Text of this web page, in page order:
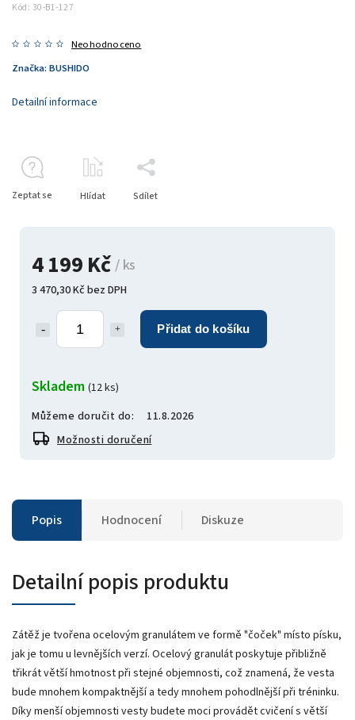
Kód: 30-B1-127
Neohodnoceno
Značka: BUSHIDO
4 199 Kč/ ks
3 470,30 Kč bez DPH
Přidat do košíku
Skladem (12 ks)
Můžeme doručit do:
11.8.2026
Možnosti doručení
Detailní informace
Zeptat se Hlídat Sdílet
Popis Hodnocení Diskuze
Detailní popis produktu
Zátěž je tvořena ocelovým granulátem ve formě "čoček" místo písku,
jak je tomu u levnějších verzí. Ocelový granulát poskytuje přibližně
třikrát větší hmotnost při stejné objemnosti, což znamená, že vesta
bude mnohem kompaktnější a tedy mnohem pohodlnější při tréninku.
Díky menší objemnosti vesty budete moci provádět cvičení s větší